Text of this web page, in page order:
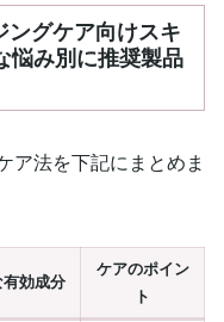
ングケア向けスキ
悩み別に推奨製品
ア法を下記にまとめま
有効成分
ケアのポイン
ト